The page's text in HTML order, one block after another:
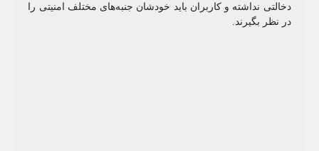
دخالتی نداشته و کاربران باید خودشان جنبه‌های مختلف امنیتی را
در نظر بگیرند.